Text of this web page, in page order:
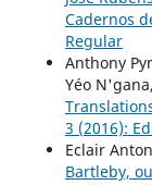
Cadernos
Regular
Anthony
Yéo
3 (2016):
Eclair
Bartleby,